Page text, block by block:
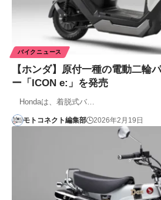
バイクニュース
【ホンダ】原付一種の電動二輪
ー「ICON e:」を発売
Hondaは、着脱式バ…
モトコネクト編集部 2026年2月19日